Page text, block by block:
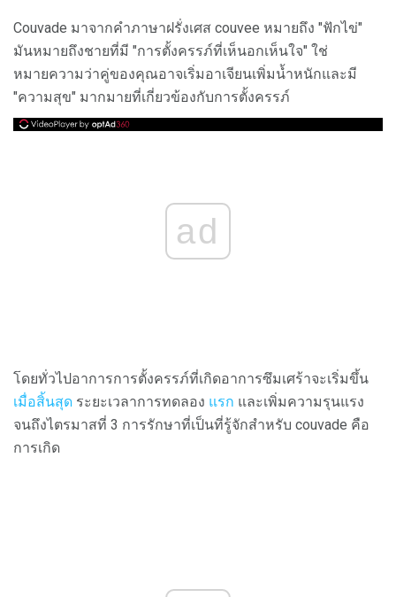
Couvade มาจากคำภาษาฝรั่งเศส couvee หมายถึง "ฟักไข่"
มันหมายถึงชายที่มี "การตั้งครรภ์ที่เห็นอกเห็นใจ" ใช่
หมายความว่าคู่ของคุณอาจเริ่มอาเจียนเพิ่มน้ำหนักและมี
"ความสุข" มากมายที่เกี่ยวข้องกับการตั้งครรภ์
ad
โดยทั่วไปอาการการตั้งครรภ์ที่เกิดอาการซึมเศร้าจะเริ่มขึ้น
เมื่อสิ้นสุด ระยะเวลาการทดลอง แรก และเพิ่มความรุนแรง
จนถึงไตรมาสที่ 3 การรักษาที่เป็นที่รู้จักสำหรับ couvade คือ
การเกิด